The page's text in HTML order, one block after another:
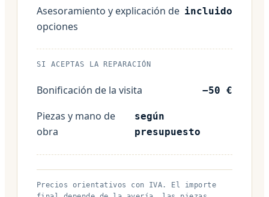
Asesoramiento y explicación de
opciones
incluido
SI ACEPTAS LA REPARACIÓN
Bonificación de la visita −50 €
Piezas y mano de
obra
según
presupuesto
Precios orientativos con IVA. El importe